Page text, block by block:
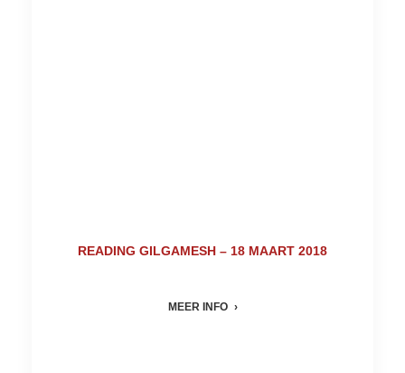
READING GILGAMESH – 18 MAART 2018
MEER INFO